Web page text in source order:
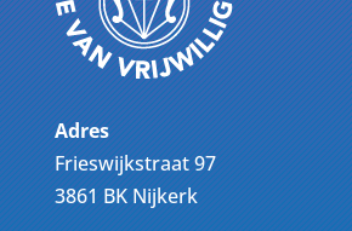
Adres
Frieswijkstraat 97
3861 BK Nijkerk